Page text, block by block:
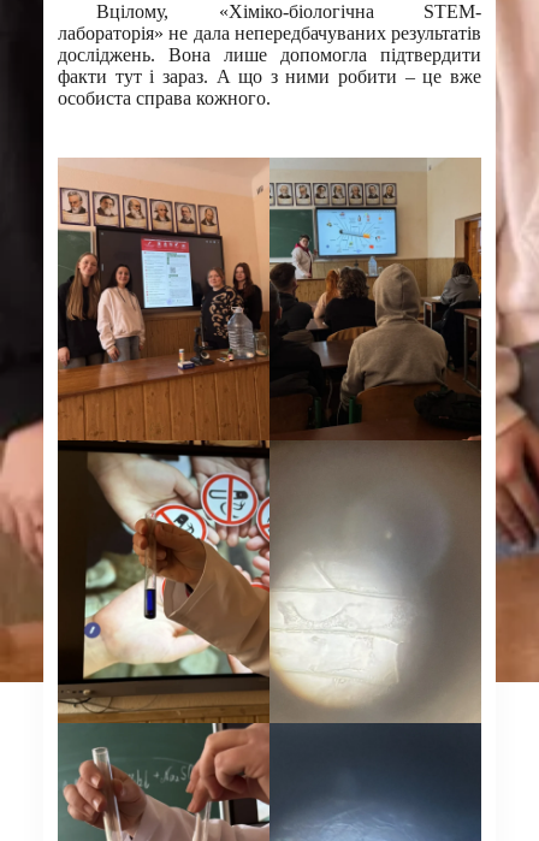
Вцілому, «Хіміко-біологічна STEM-
лабораторія» не дала непередбачуваних результатів
досліджень. Вона лише допомогла підтвердити
факти тут і зараз. А що з ними робити – це вже
особиста справа кожного.